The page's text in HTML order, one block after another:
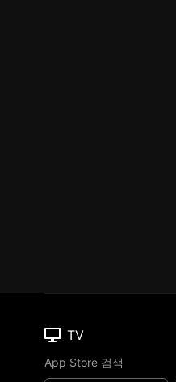
TV
App Store 검색